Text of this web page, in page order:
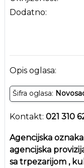
Dodatno:
Opis oglasa:
Šifra oglasa:
Kontakt: 021 310
Agencijska oznaka
agencijska
sa trpezarijom ,